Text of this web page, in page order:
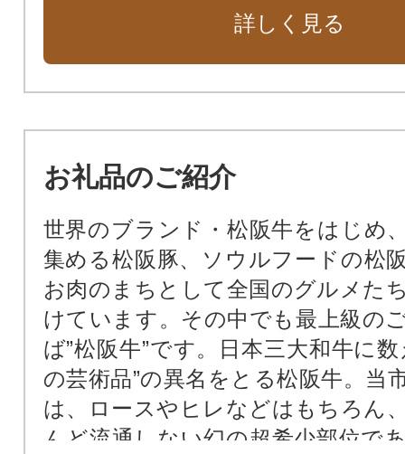
詳しく見る
お礼品のご紹介
世界のブランド・松阪牛をはじめ
集める松阪豚、ソウルフードの松
お肉のまちとして全国のグルメた
けています。その中でも最上級の
ば”松阪牛”です。日本三大和牛に
の芸術品”の異名をとる松阪牛。当
は、ロースやヒレなどはもちろん
んど流通しない幻の超希少部位で